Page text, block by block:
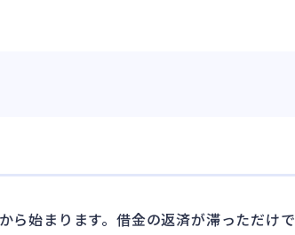
ら始まります。借金の返済が滞っただけで